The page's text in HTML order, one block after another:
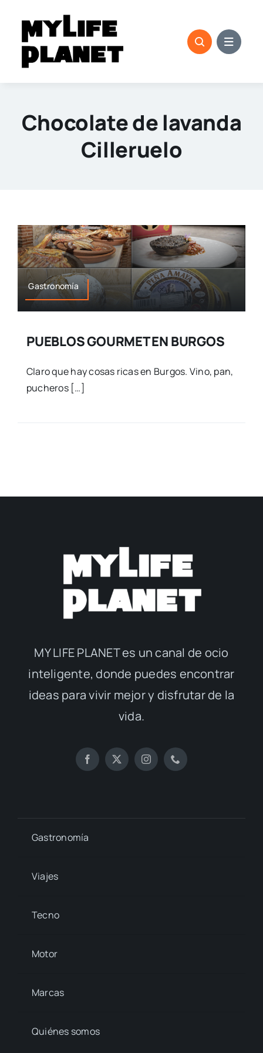
contenido
Chocolate de lavanda
Cilleruelo
Gastronomía
PUEBLOS GOURMET EN BURGOS
Claro que hay cosas ricas en Burgos. Vino, pan,
pucheros […]
MY LIFE PLANET es un canal de ocio
inteligente, donde puedes encontrar
ideas para vivir mejor y disfrutar de la
vida.
Gastronomía
Viajes
Tecno
Motor
Marcas
Quiénes somos